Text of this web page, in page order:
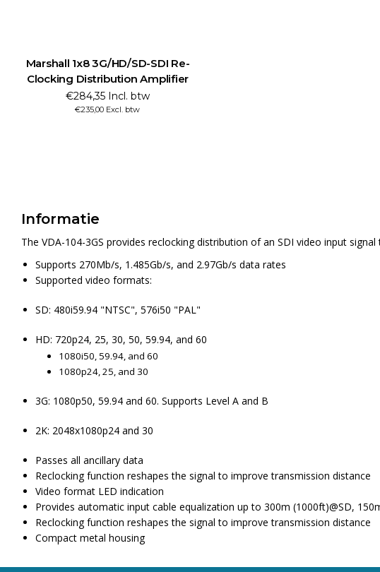
Marshall 1x8 3G/HD/SD-SDI Re-
Clocking Distribution Amplifier
€284,35 Incl. btw
€235,00 Excl. btw
Informatie
The VDA-104-3GS provides reclocking distribution of an SDI video input
Supports 270Mb/s, 1.485Gb/s, and 2.97Gb/s data rates
Supported video formats:
SD: 480i59.94 "NTSC", 576i50 "PAL"
HD: 720p24, 25, 30, 50, 59.94, and 60
1080i50, 59.94, and 60
1080p24, 25, and 30
3G: 1080p50, 59.94 and 60. Supports Level A and B
2K: 2048x1080p24 and 30
Passes all ancillary data
Reclocking function reshapes the signal to improve transmission distance
Video format LED indication
Provides automatic input cable equalization up to 300m (1000ft)@SD,
Reclocking function reshapes the signal to improve transmission distance
Compact metal housing